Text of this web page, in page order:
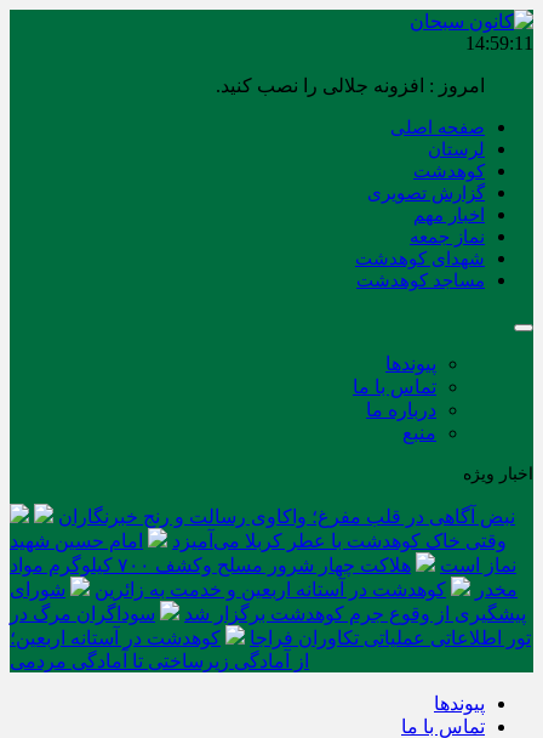
14:59:11
امروز : افزونه جلالی را نصب کنید.
صفحه اصلی
لرستان
کوهدشت
گزارش تصویری
اخبار مهم
نماز جمعه
شهدای کوهدشت
مساجد کوهدشت
پیوندها
تماس با ما
درباره ما
منبع
اخبار ویژه
نبض آگاهی در قلب مفرغ؛ واکاوی رسالت و رنج خبرنگاران
وقتی خاک کوهدشت با عطر کربلا می‌آمیزد
امام حسین شهید
نماز است
هلاکت چهار شرور مسلح وکشف ۷۰۰ کیلوگرم مواد
مخدر
کوهدشت در آستانه اربعین و خدمت‌ به زائرین
شورای
پیشگیری از وقوع جرم کوهدشت برگزار شد
سوداگران مرگ در
تور اطلاعاتی عملیاتی تکاوران فراجا
کوهدشت در آستانه اربعین؛
از آمادگی زیرساختی تا آمادگی مردمی
پیوندها
تماس با ما